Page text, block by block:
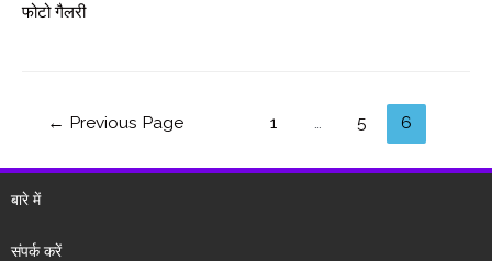
फोटो गैलरी
← Previous Page 1 … 5 6
बारे में
संपर्क करें